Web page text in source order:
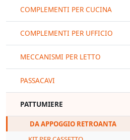
COMPLEMENTI PER CUCINA
COMPLEMENTI PER UFFICIO
MECCANISMI PER LETTO
PASSACAVI
PATTUMIERE
DA APPOGGIO RETROANTA